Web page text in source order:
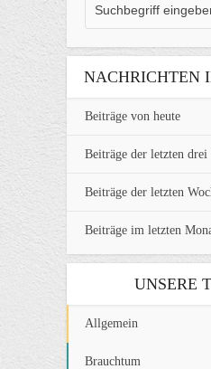
NACHRICHTEN
Beiträge von heute
Beiträge der letzten drei
Beiträge der letzten
Beiträge im letzten
UNSERE
Allgemein
Brauchtum